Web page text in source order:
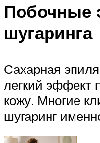
Побочные
шугаринга
Сахарная
легкий эффект
кожу. Многие
шугаринг